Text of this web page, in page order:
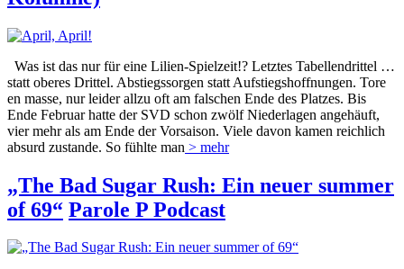
Was ist das nur für eine Lilien-Spielzeit!? Letztes Tabellendrittel …
statt oberes Drittel. Abstiegssorgen statt Aufstiegshoffnungen. Tore
en masse, nur leider allzu oft am falschen Ende des Platzes. Bis
Ende Februar hatte der SVD schon zwölf Niederlagen angehäuft,
vier mehr als am Ende der Vorsaison. Viele davon kamen reichlich
absurd zustande. So fühlte man > mehr
„The Bad Sugar Rush: Ein neuer summer
of 69“ Parole P Podcast